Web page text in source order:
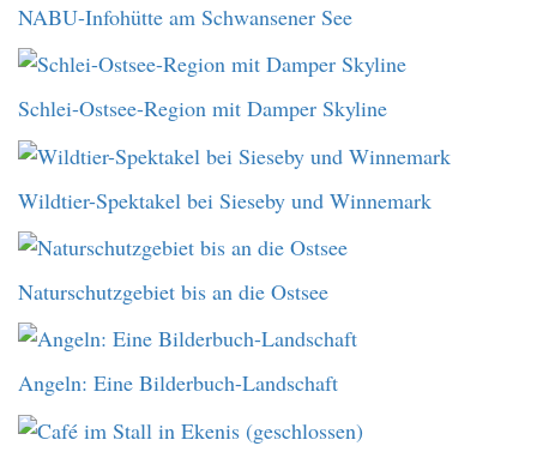
NABU-Infohütte am Schwansener See
Schlei-Ostsee-Region mit Damper Skyline
Wildtier-Spektakel bei Sieseby und Winnemark
Naturschutzgebiet bis an die Ostsee
Angeln: Eine Bilderbuch-Landschaft